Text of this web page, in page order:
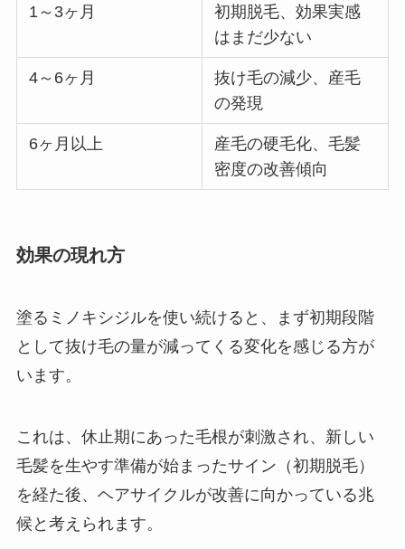
1～3ヶ月
初期脱毛、効果実感
はまだ少ない
4～6ヶ月
抜け毛の減少、産毛
の発現
6ヶ月以上
産毛の硬毛化、毛髪
密度の改善傾向
効果の現れ方
塗るミノキシジルを使い続けると、まず初期段階
として抜け毛の量が減ってくる変化を感じる方が
います。
これは、休止期にあった毛根が刺激され、新しい
毛髪を生やす準備が始まったサイン（初期脱毛）
を経た後、ヘアサイクルが改善に向かっている兆
候と考えられます。